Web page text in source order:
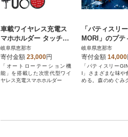
車載ワイヤレス充電ス
マホホルダー タッチ式
自動回転 サイバースト
ーク 岐阜県恵那市 CK-
A26
岐阜県恵那市
寄付金額 23,000円
「オートローテーション機
能」を搭載した次世代型ワイ
ヤレス充電スマホホルダー
「パティスリ
MORI」のプ
150mm缶サイズ
岐阜県恵那市
寄付金額 14,000
「パティスリー
I」さまざまな味や
める。森のめぐみ